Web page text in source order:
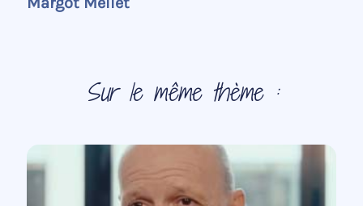
Sur le même thème :